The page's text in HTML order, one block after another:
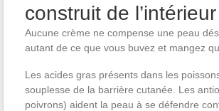
construit de l’intérieur
Aucune crème ne compense une peau
autant de ce que vous buvez et mangez
Les acides gras présents dans les
souplesse de la barrière cutanée. Les
poivrons) aident la peau à se défendre